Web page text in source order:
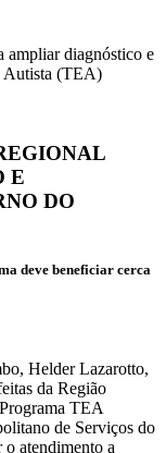
ampliar diagnóstico e
Autista (TEA)
E
DO
deve beneficiar cerca
Helder Lazarotto,
da Região
Programa TEA
de Serviços do
atendimento a